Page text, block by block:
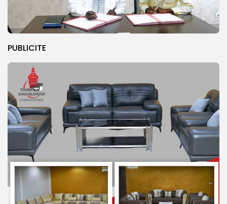
PUBLICITE